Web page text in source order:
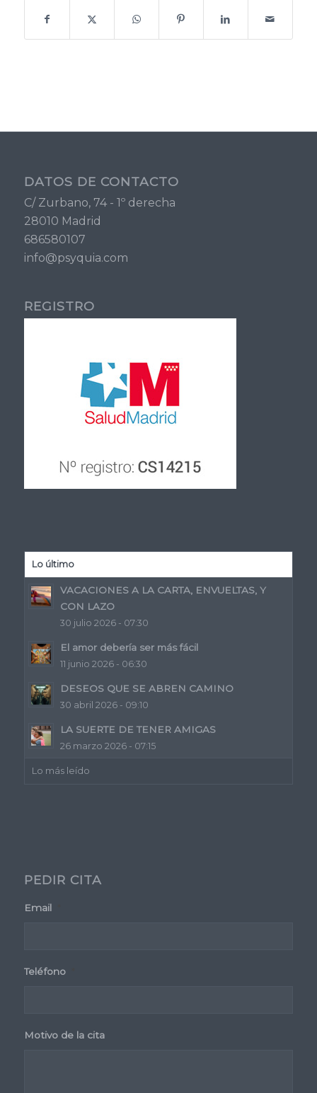
DATOS DE CONTACTO
C/ Zurbano, 74 - 1º derecha
28010 Madrid
686580107
info@psyquia.com
REGISTRO
Lo último
VACACIONES A LA CARTA, ENVUELTAS, Y
CON LAZO
30 julio 2026 - 07:30
El amor debería ser más fácil
11 junio 2026 - 06:30
DESEOS QUE SE ABREN CAMINO
30 abril 2026 - 09:10
LA SUERTE DE TENER AMIGAS
26 marzo 2026 - 07:15
Lo más leído
PEDIR CITA
Email
Teléfono
Motivo de la cita